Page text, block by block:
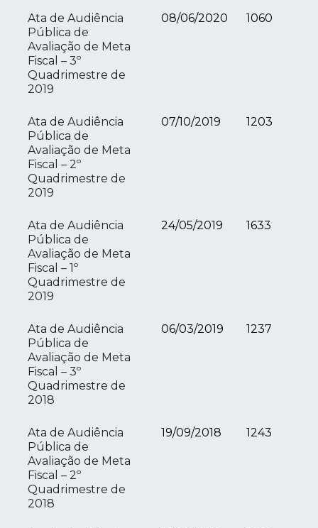
Ata de Audiência
Pública de
Avaliação de Meta
Fiscal – 3º
Quadrimestre de
2019
08/06/2020 1060
Ata de Audiência
Pública de
Avaliação de Meta
Fiscal – 2º
Quadrimestre de
2019
07/10/2019 1203
Ata de Audiência
Pública de
Avaliação de Meta
Fiscal – 1º
Quadrimestre de
2019
24/05/2019 1633
Ata de Audiência
Pública de
Avaliação de Meta
Fiscal – 3º
Quadrimestre de
2018
06/03/2019 1237
Ata de Audiência
Pública de
Avaliação de Meta
Fiscal – 2º
Quadrimestre de
2018
19/09/2018 1243